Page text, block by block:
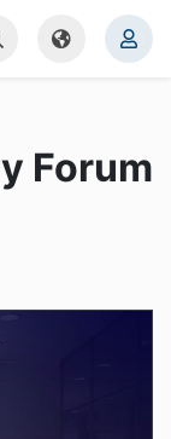
Forum